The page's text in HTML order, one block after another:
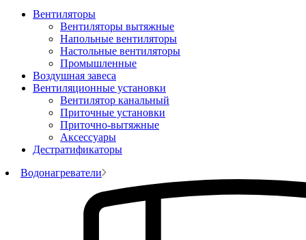
Вентиляторы
Вентиляторы вытяжные
Напольные вентиляторы
Настольные вентиляторы
Промышленные
Воздушная завеса
Вентиляционные установки
Вентилятор канальный
Приточные установки
Приточно-вытяжные
Аксессуары
Дестратификаторы
Водонагреватели